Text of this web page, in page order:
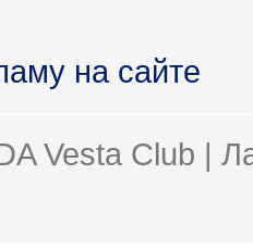
на сайте
Vesta Club |